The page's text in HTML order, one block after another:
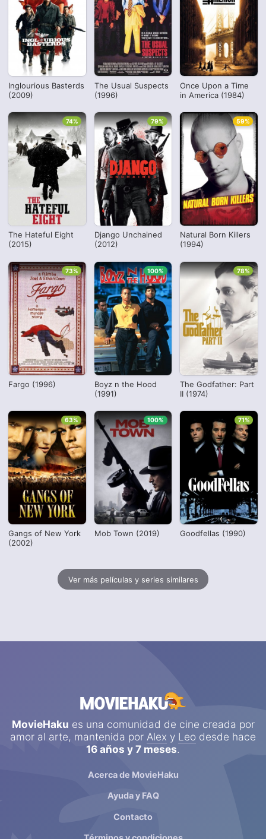
Inglourious Basterds
(2009)
The Usual Suspects
(1996)
Once Upon a Time
in America (1984)
The Hateful Eight
(2015)
74%
Django Unchained
(2012)
79%
Natural Born Killers
(1994)
59%
Fargo (1996)
73%
Boyz n the Hood
(1991)
100%
The Godfather: Part
II (1974)
78%
Gangs of New York
(2002)
63%
Mob Town (2019)
100%
Goodfellas (1990)
71%
Ver más películas y series similares
MovieHaku es una comunidad de cine creada por
amor al arte, mantenida por Alex y Leo desde hace
16 años y 7 meses.
Acerca de MovieHaku
Ayuda y FAQ
Contacto